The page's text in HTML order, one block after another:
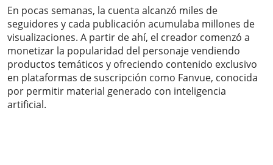
En pocas semanas, la cuenta alcanzó miles de
seguidores y cada publicación acumulaba millones de
visualizaciones. A partir de ahí, el creador comenzó a
monetizar la popularidad del personaje vendiendo
productos temáticos y ofreciendo contenido exclusivo
en plataformas de suscripción como Fanvue, conocida
por permitir material generado con inteligencia
artificial.